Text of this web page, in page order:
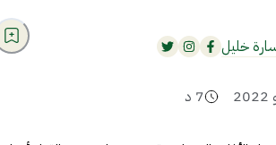
خليل
7 د